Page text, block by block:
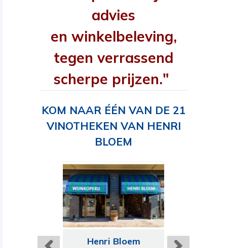
advies
en winkelbeleving,
tegen verrassend
scherpe prijzen."
KOM NAAR ÉÉN VAN DE 21
VINOTHEKEN VAN HENRI
BLOEM
Henri Bloem